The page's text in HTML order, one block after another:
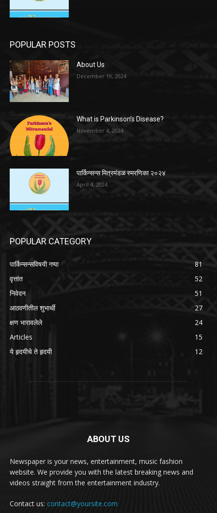
POPULAR POSTS
About Us
December 19, 2024
What is Parkinson’s Disease?
November 4, 2024
पार्किन्सन्स मित्रमंडळ स्मरणिका २०२४
April 4, 2024
POPULAR CATEGORY
पार्किन्सन्सविषयी गप्पा
81
वृत्तांत
52
निवेदन
51
आठवणीतील शुभार्थी
27
क्षण भारावलेले
24
Articles
15
ये हृदयीचे ते हृदयी
12
ABOUT US
Newspaper is your news, entertainment, music fashion
website. We provide you with the latest breaking news and
videos straight from the entertainment industry.
Contact us: contact@yoursite.com